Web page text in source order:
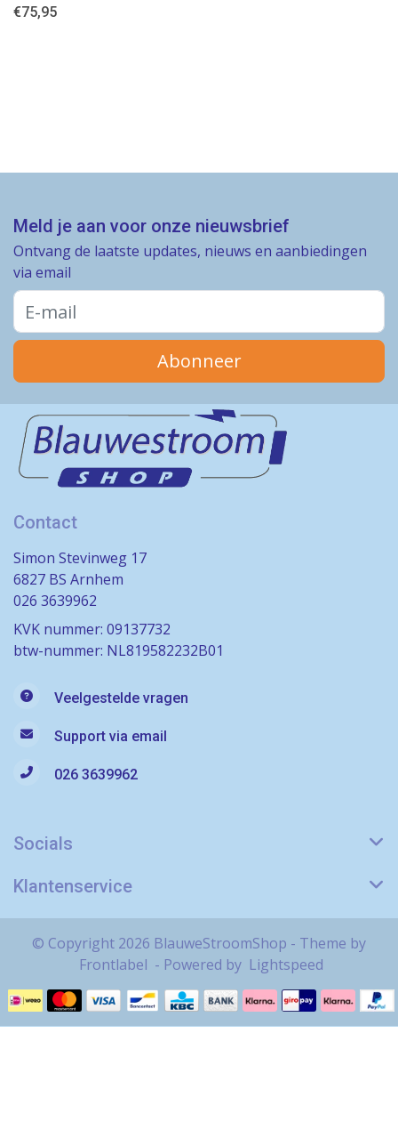
€75,95
Meld je aan voor onze nieuwsbrief
Ontvang de laatste updates, nieuws en aanbiedingen
via email
Abonneer
Contact
Simon Stevinweg 17
6827 BS Arnhem
026 3639962
KVK nummer: 09137732
btw-nummer: NL819582232B01
Veelgestelde vragen
Support via email
026 3639962
Socials
Klantenservice
© Copyright 2026 BlauweStroomShop - Theme by
Frontlabel - Powered by Lightspeed